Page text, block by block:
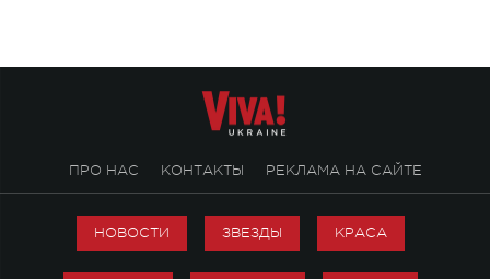
ПРО НАС КОНТАКТЫ РЕКЛАМА НА САЙТЕ
НОВОСТИ ЗВЕЗДЫ КРАСА